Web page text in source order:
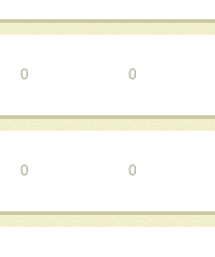
0 0
0 0